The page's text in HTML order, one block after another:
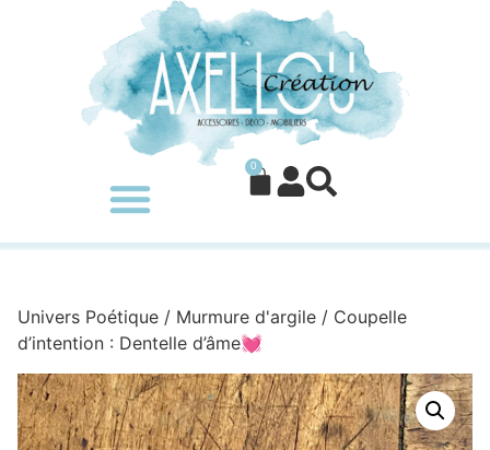
0
Univers Poétique / Murmure d'argile / Coupelle
d’intention : Dentelle d’âme💓